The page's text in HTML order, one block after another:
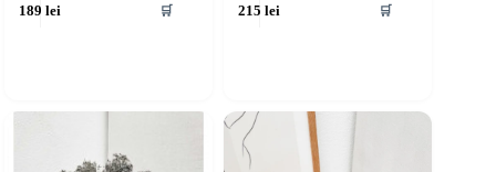
189lei 🛒 215lei 🛒